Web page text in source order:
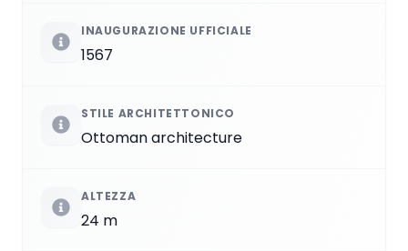
INAUGURAZIONE UFFICIALE
1567
STILE ARCHITETTONICO
Ottoman architecture
ALTEZZA
24 m